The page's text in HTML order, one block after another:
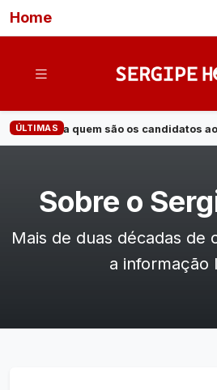
Home
ÚLTIMAS
Veja quem são os candidatos ao
Sobre o
Mais de duas décadas de
a informação